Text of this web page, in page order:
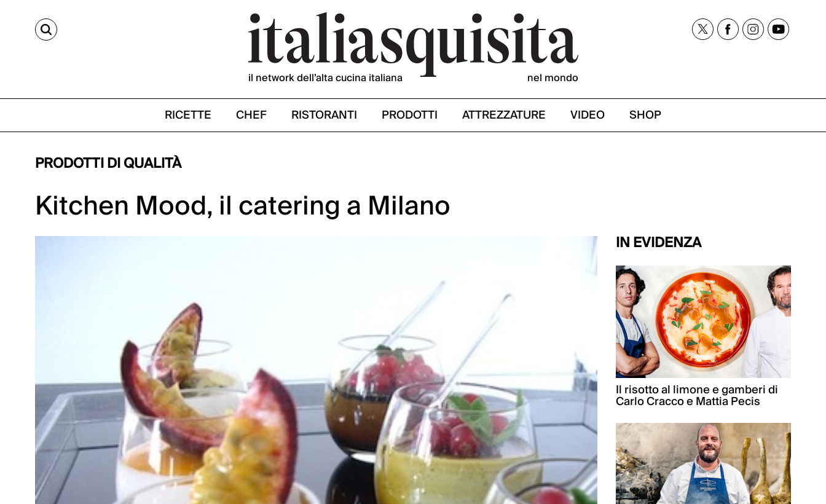
CERCA
il network dell’alta cucina italiana nel mondo
RICETTE CHEF RISTORANTI PRODOTTI ATTREZZATURE VIDEO SHOP
PRODOTTI DI QUALITÀ
Kitchen Mood, il catering a Milano
IN EVIDENZA
Il risotto al limone e gamberi di
Carlo Cracco e Mattia Pecis